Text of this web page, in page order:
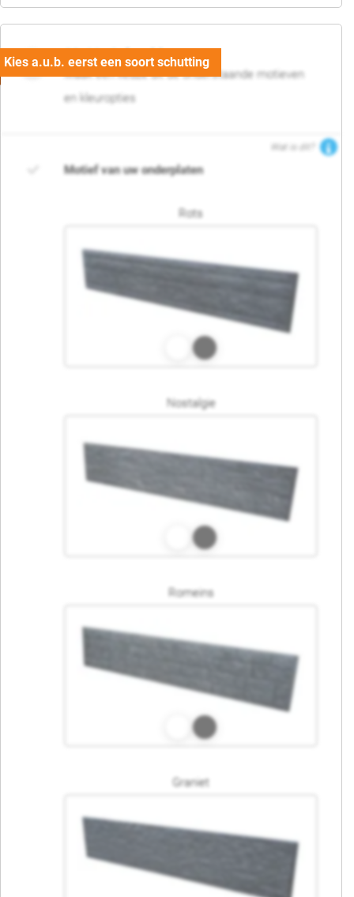
02. Motief en kleur
Maak een keuze uit de onderstaande motieven
en kleuropties
Wat is dit?
Motief van uw onderplaten
Rots
Nostalgie
Romeins
Graniet